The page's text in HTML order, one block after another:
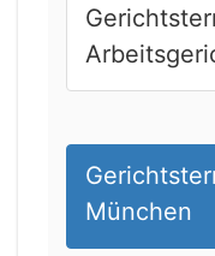
München